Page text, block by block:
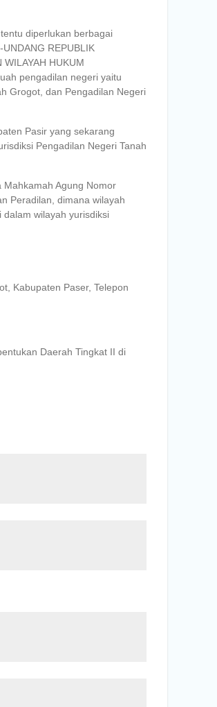
diperlukan berbagai
REPUBLIK
HUKUM
pengadilan negeri yaitu
Grogot, dan Pengadilan Negeri
Pasir yang sekarang
Pengadilan Negeri Tanah
Mahkamah Agung Nomor
Peradilan, dimana wilayah
wilayah yurisdiksi
Kabupaten Paser, Telepon
Daerah Tingkat II di